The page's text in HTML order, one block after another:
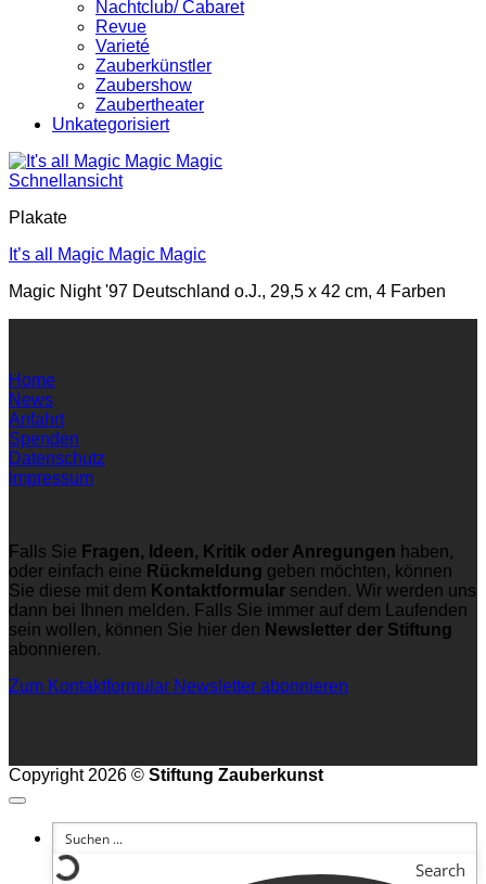
Nachtclub/ Cabaret
Revue
Varieté
Zauberkünstler
Zaubershow
Zaubertheater
Unkategorisiert
Schnellansicht
Plakate
It’s all Magic Magic Magic
Magic Night '97 Deutschland o.J., 29,5 x 42 cm, 4 Farben
Home
News
Anfahrt
Spenden
Datenschutz
Impressum
Falls Sie Fragen, Ideen, Kritik oder Anregungen haben,
oder einfach eine Rückmeldung geben möchten, können
Sie diese mit dem Kontaktformular senden. Wir werden uns
dann bei Ihnen melden. Falls Sie immer auf dem Laufenden
sein wollen, können Sie hier den Newsletter der Stiftung
abonnieren.
Zum Kontaktformular Newsletter abonnieren
Copyright 2026 © Stiftung Zauberkunst
Search